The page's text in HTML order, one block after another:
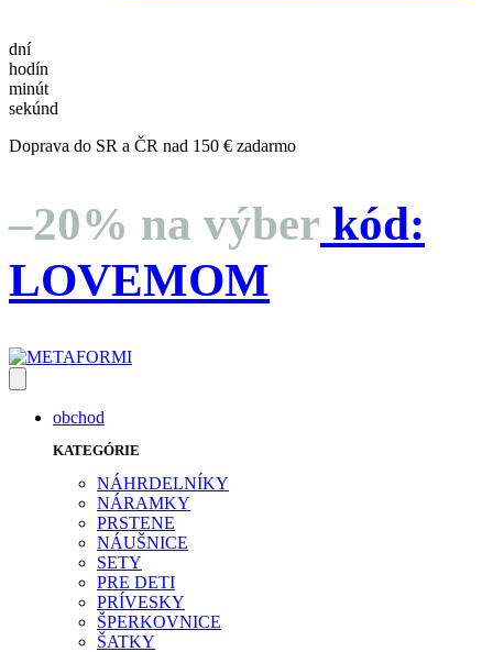
dní
hodín
minút
sekúnd
Doprava do SR a ČR nad 150 € zadarmo
–20% na výber kód:
LOVEMOM
obchod
KATEGÓRIE
NÁHRDELNÍKY
NÁRAMKY
PRSTENE
NÁUŠNICE
SETY
PRE DETI
PRÍVESKY
ŠPERKOVNICE
ŠATKY